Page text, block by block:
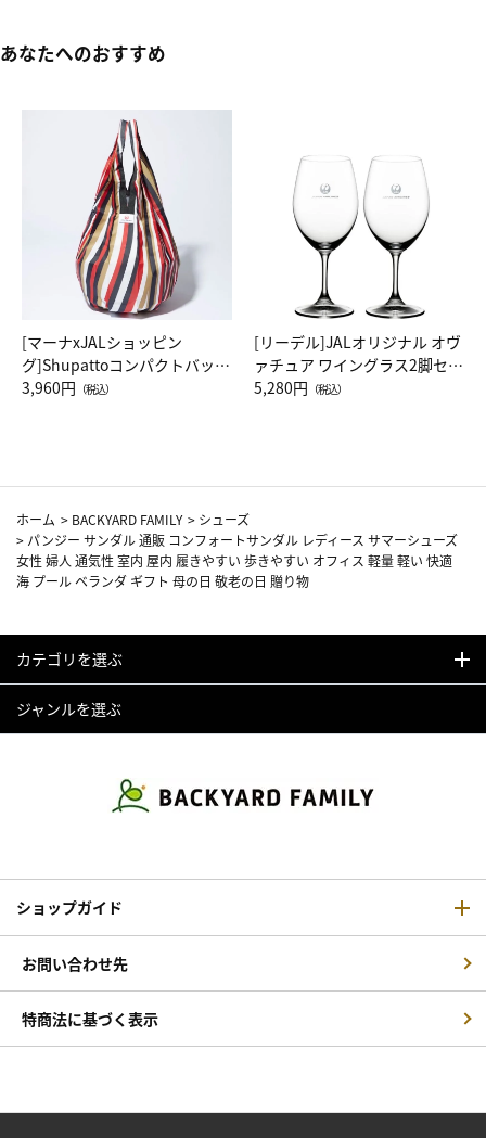
あなたへのおすすめ
[マーナxJALショッピン
グ]Shupattoコンパクトバッグ
Drop JAL客室乗務員（LC）ス
3,960円 （税込）
[リーデル]JALオリジナル オヴ
ァチュア ワイングラス2脚セッ
ト（レッドワイン）
5,280円 （税込）
ホーム > BACKYARD FAMILY > シューズ
> パンジー サンダル 通販 コンフォートサンダル レディース サマーシューズ
女性 婦人 通気性 室内 屋内 履きやすい 歩きやすい オフィス 軽量 軽い 快適
海 プール ベランダ ギフト 母の日 敬老の日 贈り物
カテゴリを選ぶ
ジャンルを選ぶ
ショップガイド
お問い合わせ先
特商法に基づく表示